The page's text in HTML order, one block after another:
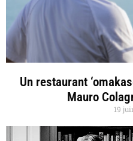
Un restaurant
Mauro
19